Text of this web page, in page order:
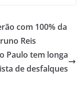
com 100% da
Reis
Paulo tem longa
de desfalques